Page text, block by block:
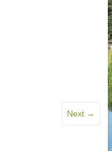
Next →